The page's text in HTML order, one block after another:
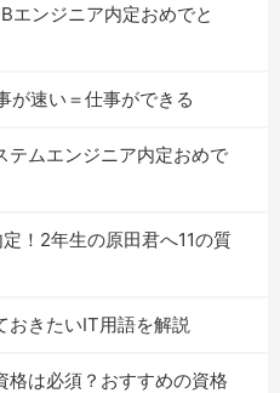
エンジニア内定おめでと
が速い＝仕事ができる
テムエンジニア内定おめで
！2年生の原田君へ11の質
おきたいIT用語を解説
格は必須？おすすめの資格